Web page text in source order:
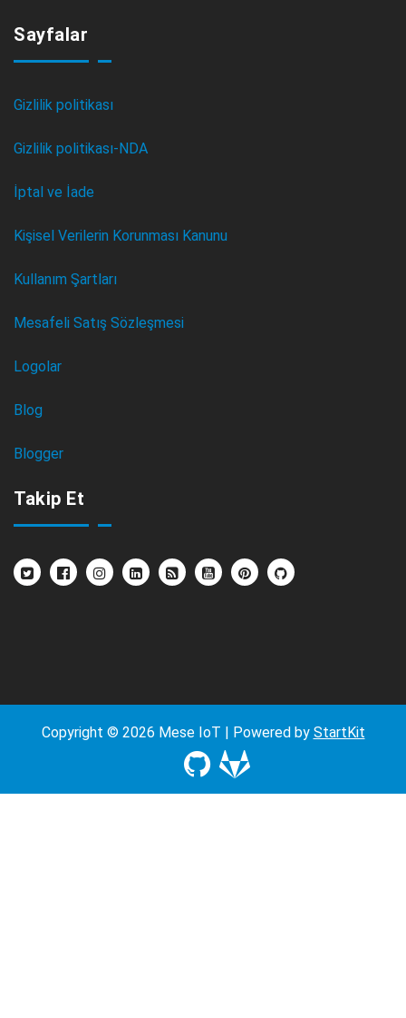
Sayfalar
Gizlilik politikası
Gizlilik politikası-NDA
İptal ve İade
Kişisel Verilerin Korunması Kanunu
Kullanım Şartları
Mesafeli Satış Sözleşmesi
Logolar
Blog
Blogger
Takip Et
Copyright © 2026 Mese IoT | Powered by StartKit